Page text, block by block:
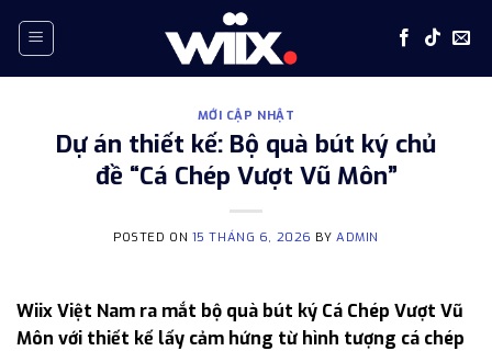
MỚI CẬP NHẬT
Dự án thiết kế: Bộ quà bút ký chủ
đề “Cá Chép Vượt Vũ Môn”
POSTED ON 15 THÁNG 6, 2026 BY ADMIN
Wiix Việt Nam ra mắt bộ quà bút ký Cá Chép Vượt Vũ
Môn với thiết kế lấy cảm hứng từ hình tượng cá chép